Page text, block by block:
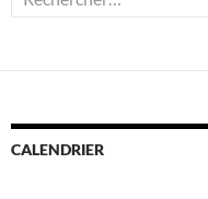
CALENDRIER